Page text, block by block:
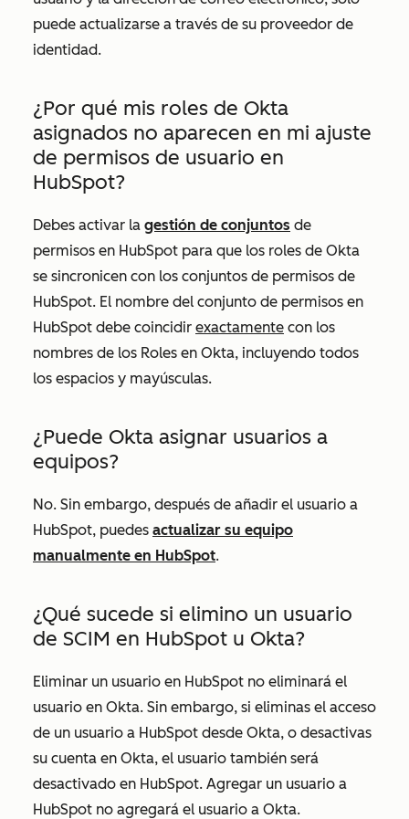
puede actualizarse a través de su proveedor de
identidad.
¿Por qué mis roles de Okta
asignados no aparecen en mi ajuste
de permisos de usuario en
HubSpot?
Debes activar la gestión de conjuntos de
permisos en HubSpot para que los roles de Okta
se sincronicen con los conjuntos de permisos de
HubSpot. El nombre del conjunto de permisos en
HubSpot debe coincidir exactamente con los
nombres de los Roles en Okta, incluyendo todos
los espacios y mayúsculas.
¿Puede Okta asignar usuarios a
equipos?
No. Sin embargo, después de añadir el usuario a
HubSpot, puedes actualizar su equipo
manualmente en HubSpot.
¿Qué sucede si elimino un usuario
de SCIM en HubSpot u Okta?
Eliminar un usuario en HubSpot no eliminará el
usuario en Okta. Sin embargo, si eliminas el acceso
de un usuario a HubSpot desde Okta, o desactivas
su cuenta en Okta, el usuario también será
desactivado en HubSpot. Agregar un usuario a
HubSpot no agregará el usuario a Okta.